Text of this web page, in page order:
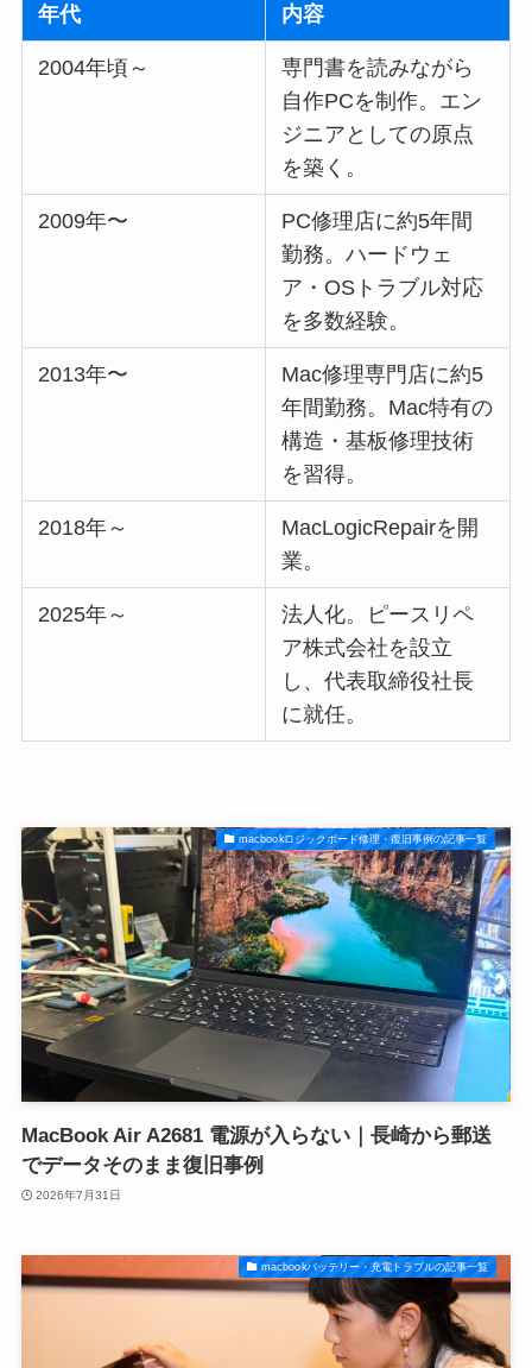
年代 内容
2004年頃～
専門書を読みながら
自作PCを制作。エン
ジニアとしての原点
を築く。
2009年〜
PC修理店に約5年間
勤務。ハードウェ
ア・OSトラブル対応
を多数経験。
2013年〜
Mac修理専門店に約5
年間勤務。Mac特有の
構造・基板修理技術
を習得。
2018年～
MacLogicRepairを開
業。
2025年～
法人化。ピースリペ
ア株式会社を設立
し、代表取締役社長
に就任。
macbookロジックボード修理・復旧事例の記事一覧
MacBook Air A2681 電源が入らない｜長崎から郵送
でデータそのまま復旧事例
2026年7月31日
macbookバッテリー・充電トラブルの記事一覧